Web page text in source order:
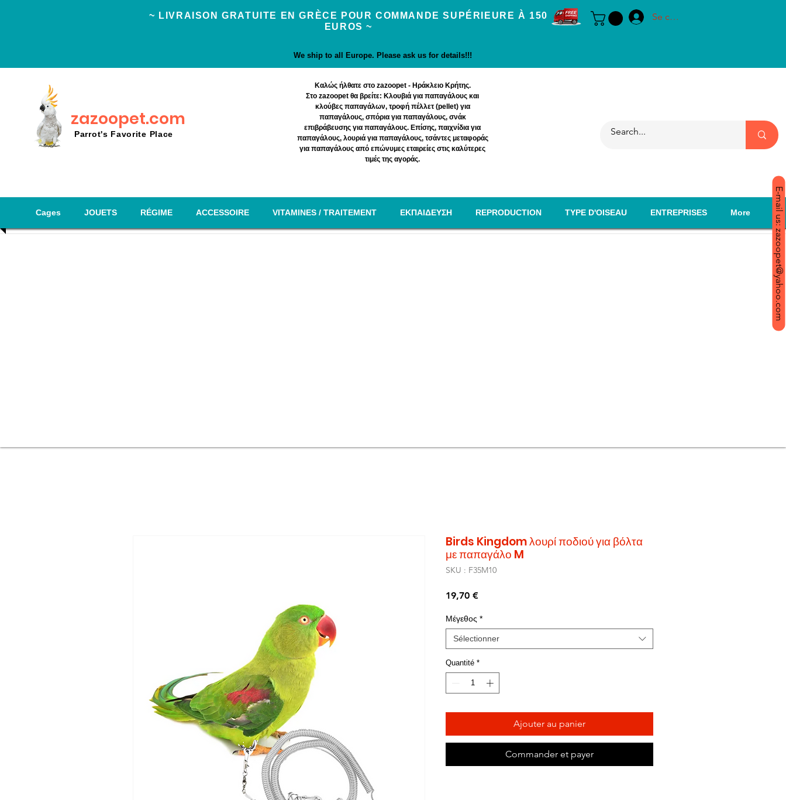
E-mail us: zazoopet@yahoo.com
~ LIVRAISON GRATUITE EN GRÈCE POUR COMMANDE SUPÉRIEURE À 150
EUROS ~
Se connecter
We ship to all Europe. Please ask us for details!!!
zazoopet.com
Parrot's Favorite Place
Καλώς ήλθατε στο zazoopet - Ηράκλειο Κρήτης.
Στο zazoopet θα βρείτε: Κλουβιά για παπαγάλους και
κλούβες παπαγάλων, τροφή πέλλετ (pellet) για
παπαγάλους, σπόρια για παπαγάλους, σνάκ
επιβράβευσης για παπαγάλους. Επίσης, παιχνίδια για
παπαγάλους, λουριά για παπαγάλους, τσάντες μεταφοράς
για παπαγάλους από επώνυμες εταιρείες στις καλύτερες
τιμές της αγοράς.
Cages JOUETS RÉGIME ACCESSOIRE VITAMINES / TRAITEMENT EΚΠΑΙΔΕΥΣΗ REPRODUCTION TYPE D'OISEAU ENTREPRISES More
Birds Kingdom λουρί ποδιού για βόλτα
με παπαγάλο M
SKU : F35M10
19,70 €Prix
Μέγεθος *
Sélectionner
Quantité *
Ajouter au panier
Commander et payer